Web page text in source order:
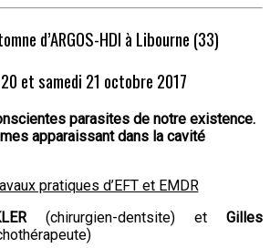
d’ARGOS-HDI à Libourne (33)
et samedi 21 octobre 2017
parasites de notre existence.
apparaissant dans la cavité
pratiques d’EFT et EMDR
(chirurgien-dentsite) et Gilles